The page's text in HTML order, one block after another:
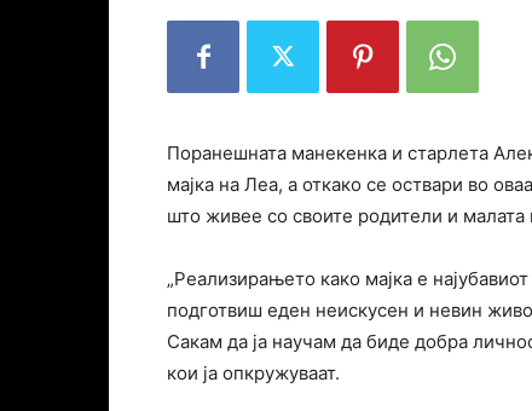
Поранешната манекенка и старлета
мајка на Леа, а откако се оствари во
што живее со своите родители и малата
„Реализирањето како мајка е
подготвиш еден неискусен и невин
Сакам да ја научам да биде добра
кои ја опкружуваат.